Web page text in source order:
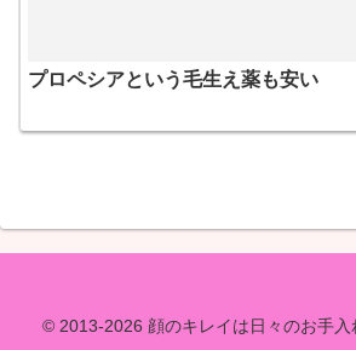
プロペシアという毛生え薬も安い
© 2013-2026 顔のキレイは日々のお手入